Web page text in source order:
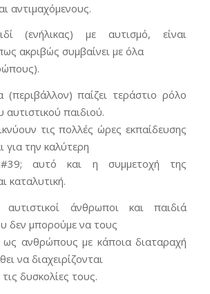
αντιμαχόμενους.
(ενήλικας) με αυτισμό, είναι
ακριβώς συμβαίνει με όλα
(περιβάλλον) παίζει τεράστιο ρόλο
αυτιστικού παιδιού.
τις πολλές ώρες εκπαίδευσης
για την καλύτερη
αυτό και η συμμετοχή της
καταλυτική.
άνθρωποι και παιδιά
δεν μπορούμε να τους
ως ανθρώπους με κάποια διαταραχή
να διαχειρίζονται
δυσκολίες τους.